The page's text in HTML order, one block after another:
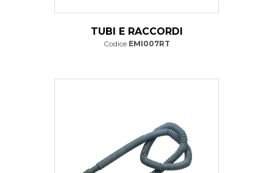
TUBI E RACCORDI
Codice EMI007RT